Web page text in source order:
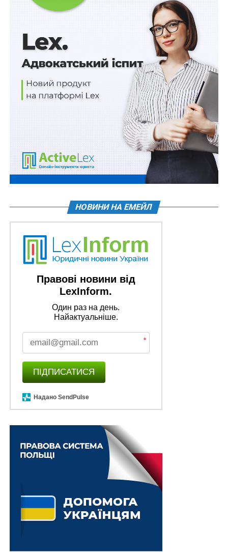
союзних та автономних радянських республік (окрім
випадків, пов’язаних з розвитком української науки
та культури, а також у разі, якщо відповідна особа є
кандидатом), працівників радянських органів
державної безпеки, виправдовування діяльності
радянських органів державної безпеки,
встановлення радянської влади на території України
або в окремих адміністративно-територіальних
одиницях, переслідування учасників боротьби за
незалежність України у XX столітті; інформацію, що
принижує або зневажає державну мову; посягання на
права і свободи людини;
Читайте також:Президент ветував закон про
звільнення з роботи за зв’язки з державою-
2) поширювати у будь-якій формі матеріали, які
містять ознаки або підбурюють до дискримінації чи
утисків стосовно окремих осіб та їх груп на основі
етнічного та соціального походження, громадянства,
раси, релігії та вірувань, віку, статі, сексуальної
орієнтації, гендерної ідентичності, інвалідності або за
іншою ознакою;
3) поширювати у будь-якій формі матеріали, які
містять ознаки сексизму або підбурюють до
cексизму;
4) поширювати відомості або закликати до дій, які
можуть спричинити порушення законодавства,
завдають чи можуть завдати шкоди здоров’ю або
життю людей та/чи довкіллю, а також спонукають до
5) використовувати засоби і технології, які діють на
6) вміщувати елементи жорстокості, насильства,
порнографії, цинізму, приниження людської честі та
7) використовувати зображення дітей без письмової
згоди їхніх батьків або інших законних представників
НОВИНИ НА ЕМЕЙЛ
Правові новини від
LexInform.
Один раз на день.
Найактуальніше.
*
ПІДПИСАТИСЯ
Надано SendPulse